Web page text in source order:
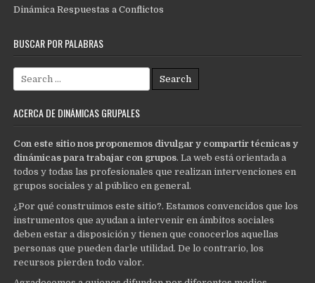
Dinámica Respuestas a Conflictos
BUSCAR POR PALABRAS
Search
for:
ACERCA DE DINÁMICAS GRUPALES
Con este sitio nos proponemos divulgar y compartir técnicas y
dinámicas para trabajar con grupos. La web está orientada a
todos y todas las profesionales que realizan intervenciones en
grupos sociales y al público en general.
¿Por qué construimos este sitio?. Estamos convencidos que los
instrumentos que ayudan a intervenir en ámbitos sociales
deben estar a disposición y tienen que conocerlos aquellas
personas que pueden darle utilidad. De lo contrario, los
recursos pierden todo valor.